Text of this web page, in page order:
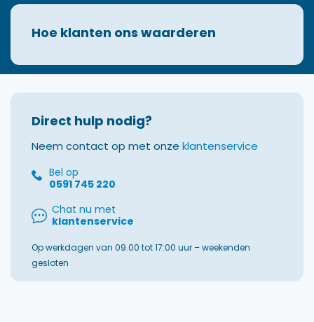
Hoe klanten ons waarderen
Direct hulp nodig?
Neem contact op met onze klantenservice
Bel op
0591 745 220
Chat nu met
klantenservice
Op werkdagen van 09.00 tot 17:00 uur – weekenden
gesloten